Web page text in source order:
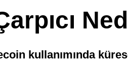
kullanımında